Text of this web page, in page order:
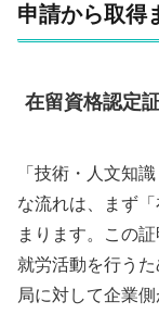
申請から取得
在留資格認定
「技術・人文知
な流れは、まず
まります。この
就労活動を行う
局に対して企業側